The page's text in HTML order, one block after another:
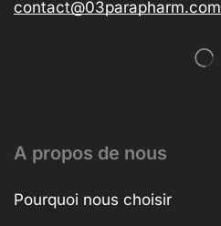
contact@03parapharm.com
A propos de nous
Pourquoi nous choisir